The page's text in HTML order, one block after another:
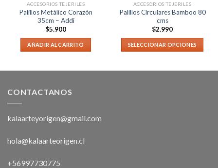
ACCESORIOS TEJERILES
Palillos Metálico Corazón
35cm – Addi
$5.900
AÑADIR AL CARRITO
ACCESORIOS TEJERILES
Palillos Circulares Bamboo 80
cms
$2.990
SELECCIONAR OPCIONES
CONTACTANOS
kalaarteyorigen@gmail.com
hola@kalaarteorigen.cl
+56997730775